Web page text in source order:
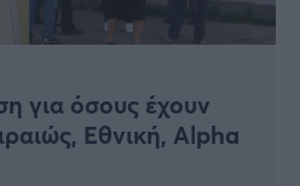
για όσους έχουν
Εθνική, Alpha